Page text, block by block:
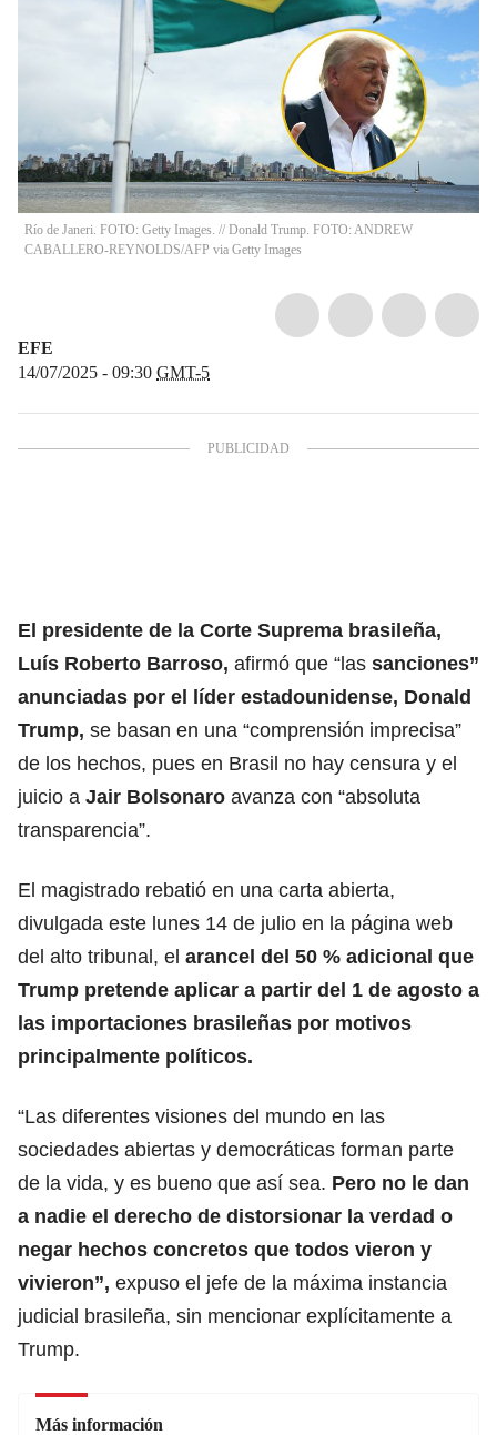
Río de Janeri. FOTO: Getty Images. // Donald Trump. FOTO: ANDREW
CABALLERO-REYNOLDS/AFP via Getty Images
EFE
14/07/2025 - 09:30 GMT-5
El presidente de la Corte Suprema brasileña,
Luís Roberto Barroso, afirmó que “las sanciones”
anunciadas por el líder estadounidense, Donald
Trump, se basan en una “comprensión imprecisa”
de los hechos, pues en Brasil no hay censura y el
juicio a Jair Bolsonaro avanza con “absoluta
transparencia”.
El magistrado rebatió en una carta abierta,
divulgada este lunes 14 de julio en la página web
del alto tribunal, el arancel del 50 % adicional que
Trump pretende aplicar a partir del 1 de agosto a
las importaciones brasileñas por motivos
principalmente políticos.
“Las diferentes visiones del mundo en las
sociedades abiertas y democráticas forman parte
de la vida, y es bueno que así sea. Pero no le dan
a nadie el derecho de distorsionar la verdad o
negar hechos concretos que todos vieron y
vivieron”, expuso el jefe de la máxima instancia
judicial brasileña, sin mencionar explícitamente a
Trump.
Más información